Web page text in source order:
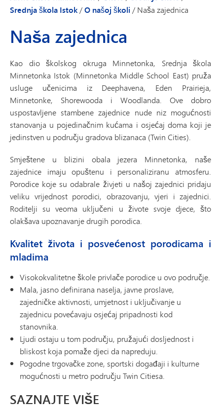
Srednja škola Istok/O našoj školi / Naša zajednica
Naša zajednica
Kao dio školskog okruga Minnetonka, Srednja škola
Minnetonka Istok (Minnetonka Middle School East) pruža
usluge učenicima iz Deephavena, Eden Prairieja,
Minnetonke, Shorewooda i Woodlanda. Ove dobro
uspostavljene stambene zajednice nude niz mogućnosti
stanovanja u pojedinačnim kućama i osjećaj doma koji je
jedinstven u području gradova blizanaca (Twin Cities).
Smještene u blizini obala jezera Minnetonka, naše
zajednice imaju opuštenu i personaliziranu atmosferu.
Porodice koje su odabrale živjeti u našoj zajednici pridaju
veliku vrijednost porodici, obrazovanju, vjeri i zajednici.
Roditelji su veoma uključeni u živote svoje djece, što
olakšava upoznavanje drugih porodica.
Kvalitet života i posvećenost porodicama i
mladima
Visokokvalitetne škole privlače porodice u ovo područje.
Mala, jasno definirana naselja, javne proslave,
zajedničke aktivnosti, umjetnost i uključivanje u
zajednicu povećavaju osjećaj pripadnosti kod
stanovnika.
Ljudi ostaju u tom području, pružajući dosljednost i
bliskost koja pomaže djeci da napreduju.
Pogodne trgovačke zone, sportski događaji i kulturne
mogućnosti u metro području Twin Citiesa.
SAZNAJTE VIŠE